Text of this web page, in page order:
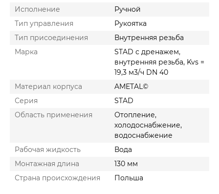
Исполнение
Ручной
Тип управления
Рукоятка
Тип присоединения
Внутренняя резьба
Марка
STAD с дренажем,
внутренняя резьба, Kvs =
19,3 м3/ч DN 40
Материал корпуса
AMETAL©
Серия
STAD
Область применения
Отопление,
холодоснабжение,
водоснабжение
Рабочая жидкость
Вода
Монтажная длина
130 мм
Страна происхождения
Польша